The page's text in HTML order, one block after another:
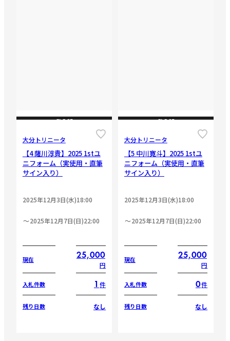
CLOSE
大分トリニータ
【4 薩川淳貴】2025 1stユ
ニフォーム（実使用・直筆
サイン入り）
2025年12月3日(水)18:00
2025年12月7日(日)22:00
現在 25,000
円
入札件数 1 件
残り日数 なし
CLOSE
大分トリニータ
【5 中川寛斗】2025 1stユ
ニフォーム（実使用・直筆
サイン入り）
2025年12月3日(水)18:00
2025年12月7日(日)22:00
現在 25,000
円
入札件数 0件
残り日数 なし